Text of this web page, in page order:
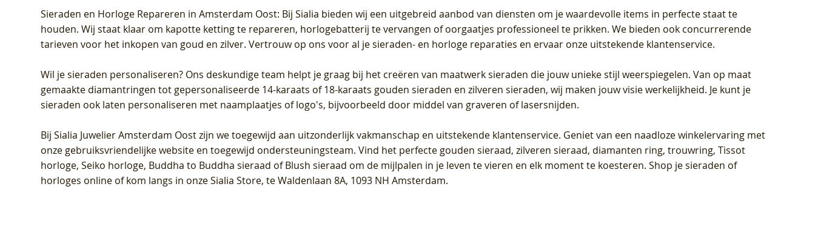
Sieraden en Horloge Repareren in Amsterdam Oost: Bij Sialia bieden wij een uitgebreid aanbod van diensten om je waardevolle items in perfecte staat te
houden. Wij staat klaar om kapotte ketting te repareren, horlogebatterij te vervangen of oorgaatjes professioneel te prikken. We bieden ook concurrerende
tarieven voor het inkopen van goud en zilver. Vertrouw op ons voor al je sieraden- en horloge reparaties en ervaar onze uitstekende klantenservice.
Wil je sieraden personaliseren? Ons deskundige team helpt je graag bij het creëren van maatwerk sieraden die jouw unieke stijl weerspiegelen. Van op maat
gemaakte diamantringen tot gepersonaliseerde 14-karaats of 18-karaats gouden sieraden en zilveren sieraden, wij maken jouw visie werkelijkheid. Je kunt je
sieraden ook laten personaliseren met naamplaatjes of logo's, bijvoorbeeld door middel van graveren of lasersnijden.
BijSialia Juwelier Amsterdam Oostzijn we toegewijd aan uitzonderlijk vakmanschap en uitstekende klantenservice. Geniet van een naadloze winkelervaring met
onze gebruiksvriendelijke website en toegewijd ondersteuningsteam. Vind het perfecte gouden sieraad, zilveren sieraad, diamanten ring, trouwring, Tissot
horloge, Seiko horloge, Buddha to Buddha sieraad of Blush sieraad om de mijlpalen in je leven te vieren en elk moment te koesteren. Shop je sieraden of
horloges online of kom langs in onze Sialia Store, te Waldenlaan 8A, 1093 NH Amsterdam.